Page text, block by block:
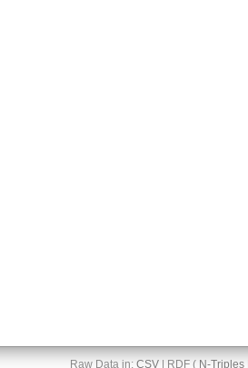
Raw Data in: CSV| RDF ( N-Triples